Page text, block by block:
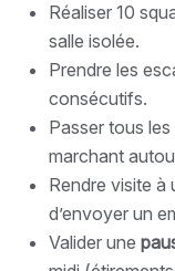
Réaliser 10
salle isolée.
Prendre les
consécutifs.
Passer tous
marchant
Rendre visite à
d’envoyer un
Valider une